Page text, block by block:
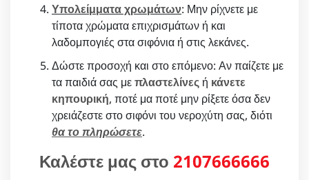
Υπολείμματα χρωμάτων: Μην ρίχνετε με
τίποτα χρώματα επιχρισμάτων ή και
λαδομπογιές στα σιφόνια ή στις λεκάνες.
Δώστε προσοχή και στο επόμενο: Αν παίζετε με
τα παιδιά σας μεπλαστελίνες ή κάνετε
κηπουρική, ποτέ μα ποτέ μην ρίξετε όσα δεν
χρειάζεστε στο σιφόνι του νεροχύτη σας, διότι
θα το πληρώσετε.
Καλέστε μας στο 2107666666